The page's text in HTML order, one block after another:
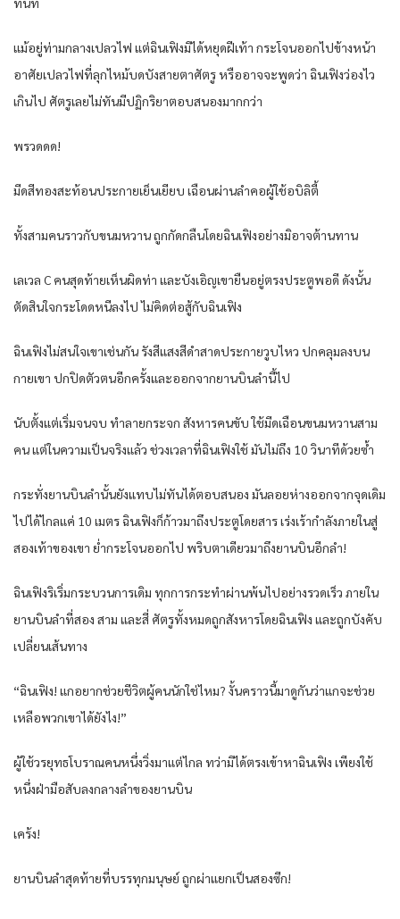
แม้อยู่ท่ามกลางเปลวไฟ แต่ฉินเฟิงมิได้หยุดฝีเท้า กระโจนออกไปข้างหน้า
อาศัยเปลวไฟที่ลุกไหม้บดบังสายตาศัตรู หรืออาจจะพูดว่า ฉินเฟิงว่องไว
เกินไป ศัตรูเลยไม่ทันมีปฏิกริยาตอบสนองมากกว่า
พรวดดด!
มีดสีทองสะท้อนประกายเย็นเยียบ เฉือนผ่านลำคอผู้ใช้อบิลิตี้
ทั้งสามคนราวกับขนมหวาน ถูกกัดกลืนโดยฉินเฟิงอย่างมิอาจต้านทาน
เลเวล C คนสุดท้ายเห็นผิดท่า และบังเอิญเขายืนอยู่ตรงประตูพอดี ดังนั้น
ตัดสินใจกระโดดหนีลงไป ไม่คิดต่อสู้กับฉินเฟิง
ฉินเฟิงไม่สนใจเขาเช่นกัน รังสีแสงสีดำสาดประกายวูบไหว ปกคลุมลงบน
กายเขา ปกปิดตัวตนอีกครั้งและออกจากยานบินลำนี้ไป
นับตั้งแต่เริ่มจนจบ ทำลายกระจก สังหารคนขับ ใช้มีดเฉือนขนมหวานสาม
คน แต่ในความเป็นจริงแล้ว ช่วงเวลาที่ฉินเฟิงใช้ มันไม่ถึง 10 วินาทีด้วยซ้ำ
กระทั่งยานบินลำนั้นยังแทบไม่ทันได้ตอบสนอง มันลอยห่างออกจากจุดเดิม
ไปได้ไกลแค่ 10 เมตร ฉินเฟิงก็ก้าวมาถึงประตูโดยสาร เร่งเร้ากำลังภายในสู่
สองเท้าของเขา ย่ำกระโจนออกไป พริบตาเดียวมาถึงยานบินอีกลำ!
ฉินเฟิงริเริ่มกระบวนการเดิม ทุกการกระทำผ่านพ้นไปอย่างรวดเร็ว ภายใน
ยานบินลำที่สอง สาม และสี่ ศัตรูทั้งหมดถูกสังหารโดยฉินเฟิง และถูกบังคับ
เปลี่ยนเส้นทาง
“ฉินเฟิง! แกอยากช่วยชีวิตผู้คนนักใช่ไหม? งั้นคราวนี้มาดูกันว่าแกจะช่วย
เหลือพวกเขาได้ยังไง!”
ผู้ใช้วรยุทธโบราณคนหนึ่งวิ่งมาแต่ไกล ทว่ามิได้ตรงเข้าหาฉินเฟิง เพียงใช้
หนึ่งฝ่ามือสับลงกลางลำของยานบิน
เคร้ง!
ยานบินลำสุดท้ายที่บรรทุกมนุษย์ ถูกผ่าแยกเป็นสองซีก!